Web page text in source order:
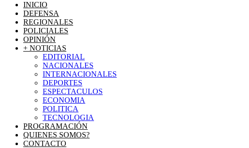
INICIO
DEFENSA
REGIONALES
POLICIALES
OPINIÓN
+ NOTICIAS
EDITORIAL
NACIONALES
INTERNACIONALES
DEPORTES
ESPECTACULOS
ECONOMIA
POLITICA
TECNOLOGIA
PROGRAMACIÓN
QUIENES SOMOS?
CONTACTO